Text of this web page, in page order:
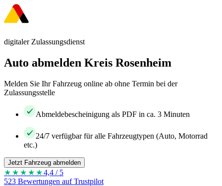
digitaler Zulassungsdienst
Auto abmelden Kreis Rosenheim
Melden Sie Ihr Fahrzeug online ab ohne Termin bei der
Zulassungsstelle
Abmeldebescheinigung als PDF in ca. 3 Minuten
24/7 verfügbar für alle Fahrzeugtypen (Auto, Motorrad
etc.)
Jetzt Fahrzeug abmelden
★★★★ ★4,4 / 5
523 Bewertungen auf Trustpilot